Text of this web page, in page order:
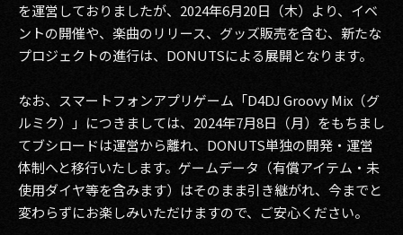
2017
2016
2015
2014
2013
2012
を運営しておりましたが、2024年6月20日（木）より、イベ
ントの開催や、楽曲のリリース、グッズ販売を含む、新たな
プロジェクトの進行は、DONUTSによる展開となります。
なお、スマートフォンアプリゲーム「D4DJ Groovy Mix（グ
ルミク）」につきましては、2024年7月8日（月）をもちまし
てブシロードは運営から離れ、DONUTS単独の開発・運営
体制へと移行いたします。ゲームデータ（有償アイテム・未
使用ダイヤ等を含みます）はそのまま引き継がれ、今までと
変わらずにお楽しみいただけますので、ご安心ください。